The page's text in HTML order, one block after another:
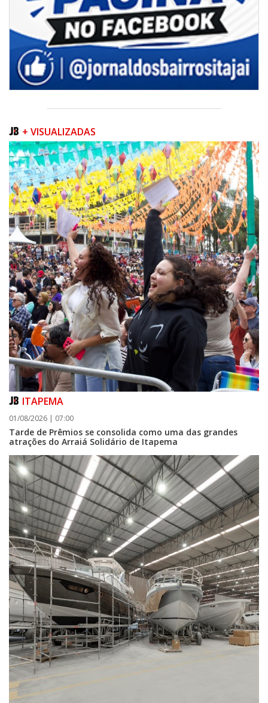
06/08/2026 | 07:00
Inscrições para a exploração da gastronomia do 14º Acampamento
Farroupilha estão abertas
CAMBORIÚ
06/08/2026 | 07:00
Camboriú: exposição de arte transforma o Paço Municipal em um espaço
de cultura
+ VISUALIZADAS
ITAPEMA
01/08/2026 | 07:00
Tarde de Prêmios se consolida como uma das grandes
atrações do Arraiá Solidário de Itapema